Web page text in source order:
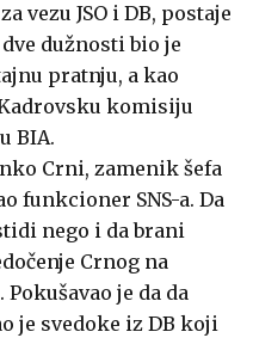
vezu JSO i DB, postaje
dužnosti bio je
pratnju, a kao
komisiju
BIA.
Crni, zamenik šefa
funkcioner SNS-a. Da
nego i da brani
Crnog na
je da da
je svedoke iz DB koji